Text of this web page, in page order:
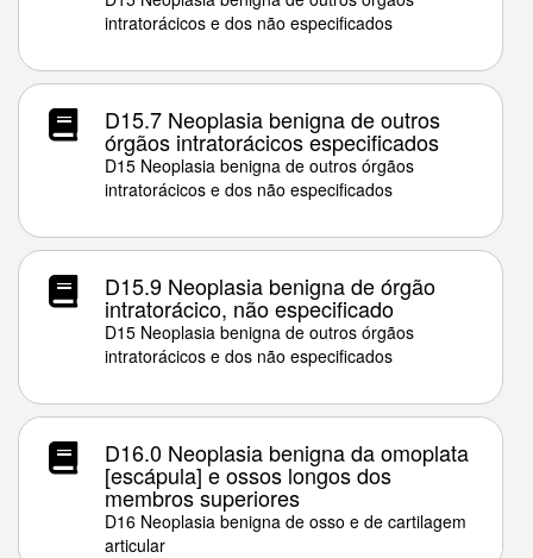
intratorácicos e dos não especificados
D15.7 Neoplasia benigna de outros
órgãos intratorácicos especificados
D15 Neoplasia benigna de outros órgãos
intratorácicos e dos não especificados
D15.9 Neoplasia benigna de órgão
intratorácico, não especificado
D15 Neoplasia benigna de outros órgãos
intratorácicos e dos não especificados
D16.0 Neoplasia benigna da omoplata
[escápula] e ossos longos dos
membros superiores
D16 Neoplasia benigna de osso e de cartilagem
articular